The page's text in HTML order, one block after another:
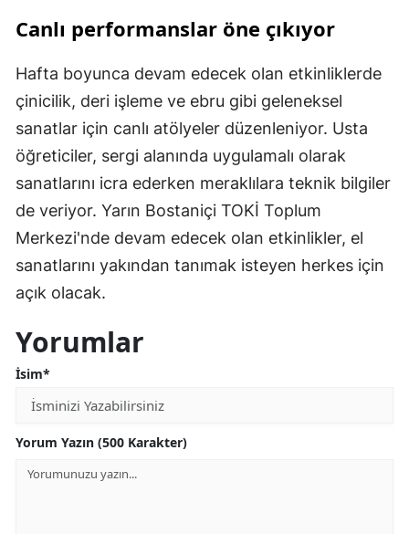
Canlı performanslar öne çıkıyor
Hafta boyunca devam edecek olan etkinliklerde
çinicilik, deri işleme ve ebru gibi geleneksel
sanatlar için canlı atölyeler düzenleniyor. Usta
öğreticiler, sergi alanında uygulamalı olarak
sanatlarını icra ederken meraklılara teknik bilgiler
de veriyor. Yarın Bostaniçi TOKİ Toplum
Merkezi'nde devam edecek olan etkinlikler, el
sanatlarını yakından tanımak isteyen herkes için
açık olacak.
Yorumlar
İsim*
Yorum Yazın (500 Karakter)